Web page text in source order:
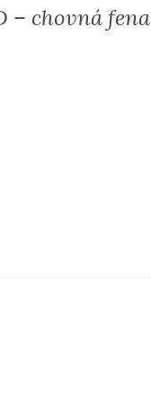
– chovná fena